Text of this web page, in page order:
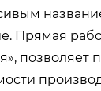
Прямая
позволяет